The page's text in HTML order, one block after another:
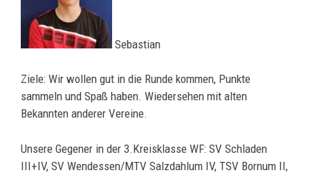
Sebastian
Ziele: Wir wollen gut in die Runde kommen, Punkte
sammeln und Spaß haben. Wiedersehen mit alten
Bekannten anderer Vereine.
Unsere Gegener in der 3.Kreisklasse WF: SV Schladen
III+IV, SV Wendessen/MTV Salzdahlum IV, TSV Bornum II,